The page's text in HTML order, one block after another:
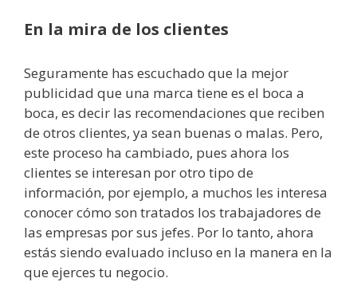
En la mira de los clientes
Seguramente has escuchado que la mejor
publicidad que una marca tiene es el boca a
boca, es decir las recomendaciones que reciben
de otros clientes, ya sean buenas o malas. Pero,
este proceso ha cambiado, pues ahora los
clientes se interesan por otro tipo de
información, por ejemplo, a muchos les interesa
conocer cómo son tratados los trabajadores de
las empresas por sus jefes. Por lo tanto, ahora
estás siendo evaluado incluso en la manera en la
que ejerces tu negocio.